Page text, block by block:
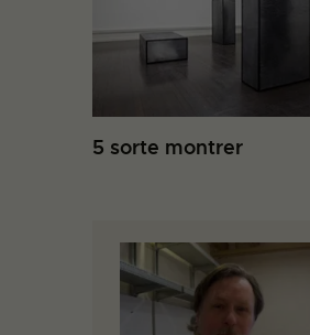
5 sorte montrer